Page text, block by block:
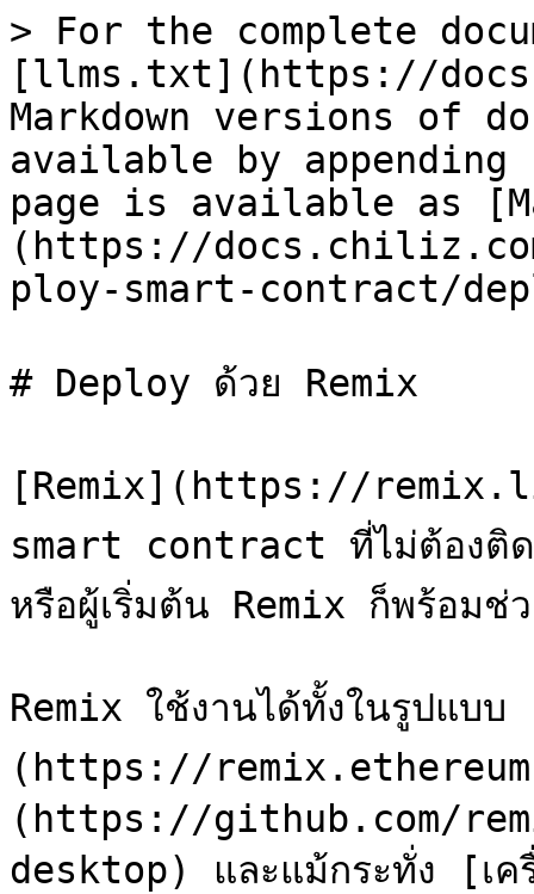
> For the complete
[llms.txt](https://
Markdown versions of
available by
page is available as
(https://
ploy-smart-contract/
# Deploy ด้วย Remix
[Remix](https://
smart contract ที่ไม่ต้องติด
หรือผู้เริ่มต้น Remix ก็พร้อมช่
Remix ใช้งานได้ทั้งในรูปแบ
(https://
(https://github.com/
desktop) และแม้กระทั่ง [เ